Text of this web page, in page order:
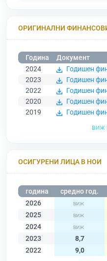
ОРИГИНАЛНИ
Година
Документ
2024
Годишен
2023
Годишен
2022
Годишен
2020
Годишен
2019
Годишен
виж
ОСИГУРЕНИ ЛИЦА В НОИ
година средно год.
2026
2025
2024
2023
8,7
2022
9,0